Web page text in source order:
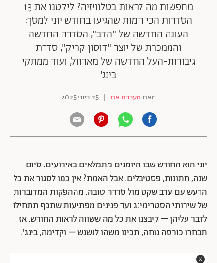
מחפשות מה לראות בטלוויזיה? ליקטנו את 13
הסדרות הכי חמות שהגיעו בחודש יוני למסך:
העונה החדשה של "הדב", הסדרה החדשה
והממכרת של יוצר "דוסון קריק", סדרת
גיבורות-העל החדשה של מארוול, ועוד ממתקי
בינג'
מאתמערכת את | 25 ביוני 2025
יוני הוא החודש שבו היומנים מתמלאים באירועים: סיום
שנה, חתונות, פסטיבלים. אבל האמת? אין כמו לסגור את כל
הרעש עם ערב שקט מול סדרה טובה. מההפקות המדוברות
של שירותי הסטרימינג ועד פנינים מפתיעות שתכף תתחילו
לדבר עליהן – קיבצנו את כל מה ששווה לראות החודש. אז
תבחרו כורסה נוחה, תכינו משהו לנשנש – וקדימה, בינג'.